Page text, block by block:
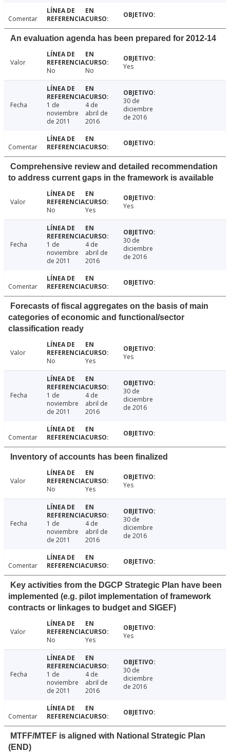
Comentar
An evaluation agenda has been prepared for 2012-14
Valor
No
No Yes
Fecha
1 de
noviembre
de 2011
4 de
abril de
2016
30 de
diciembre
de 2016
Comentar
Comprehensive review and detailed recommendation
to address current gaps in the framework is available
Valor
No
Yes Yes
Fecha
1 de
noviembre
de 2011
4 de
abril de
2016
30 de
diciembre
de 2016
Comentar
Forecasts of fiscal aggregates on the basis of main
categories of economic and functional/sector
classification ready
Valor
No
Yes Yes
Fecha
1 de
noviembre
de 2011
4 de
abril de
2016
30 de
diciembre
de 2016
Comentar
Inventory of accounts has been finalized
Valor
No
Yes Yes
Fecha
1 de
noviembre
de 2011
4 de
abril de
2016
30 de
diciembre
de 2016
Comentar
Key activities from the DGCP Strategic Plan have been
implemented (e.g. pilot implementation of framework
contracts or linkages to budget and SIGEF)
Valor
No
Yes Yes
Fecha
1 de
noviembre
de 2011
4 de
abril de
2016
30 de
diciembre
de 2016
Comentar
MTFF/MTEF is aligned with National Strategic Plan
(END)